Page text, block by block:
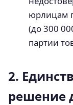
юрлицам
(до 300
партии
2.
решение